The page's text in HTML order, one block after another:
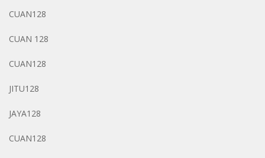
CUAN128
CUAN 128
CUAN128
JITU128
JAYA128
CUAN128